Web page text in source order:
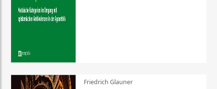
Friedrich Glauner